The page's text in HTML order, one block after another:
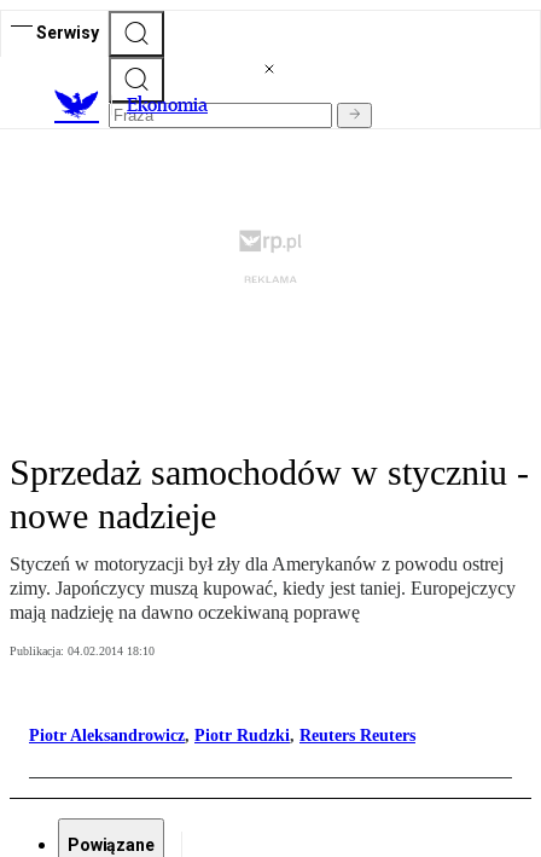
Serwisy
Ekonomia
Sprzedaż samochodów w styczniu -
nowe nadzieje
Styczeń w motoryzacji był zły dla Amerykanów z powodu ostrej
zimy. Japończycy muszą kupować, kiedy jest taniej. Europejczycy
mają nadzieję na dawno oczekiwaną poprawę
Publikacja: 04.02.2014 18:10
Piotr Aleksandrowicz, Piotr Rudzki, Reuters Reuters
Powiązane